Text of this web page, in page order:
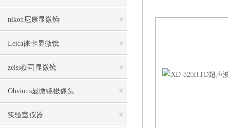
nikon尼康显微镜
Leica徕卡显微镜
zeiss蔡司显微镜
Obvious显微镜摄像头
实验室仪器